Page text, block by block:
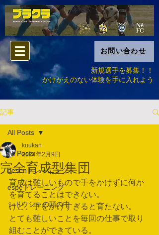
お問い合わせ
新規選手を募集！！
​かけがえのない体験を手に入れよう
記事
All Posts
desenトレーニング
espeトレーニング
シドウシャの頭の中
All Posts
完全育成型集団
kuukan
2024年2月9日
育成は難しいもので手をかけずに何か
を育てることはできない。
けど、手をかけすぎると育たない。
とても難しいことを毎回の仕事で取り
組むことができている。